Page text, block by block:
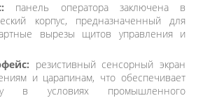
панель оператора заключена в
корпус, предназначенный для
вырезы щитов управления и
резистивный сенсорный экран
и царапинам, что обеспечивает
в условиях промышленного